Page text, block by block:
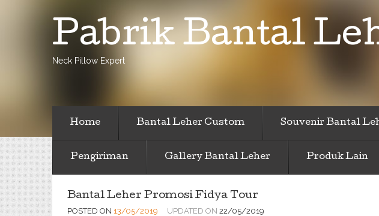
Pabrik Bantal
Neck Pillow Expert
Home Bantal Leher Custom Souvenir Bantal
Pengiriman Gallery Bantal Leher Produk Lain
Bantal Leher Promosi Fidya Tour
POSTED ON 13/05/2019 UPDATED ON 22/05/2019